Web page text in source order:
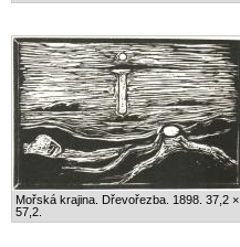
Mořská krajina. Dřevořezba. 1898. 37,2 ×
57,2.